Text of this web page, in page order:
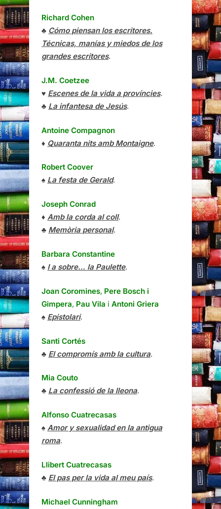
Richard Cohen
♣ Cómo piensan los escritores.
Técnicas, manías y miedos de los
grandes escritores.
J.M. Coetzee
♥ Escenes de la vida a províncies.
♣ La infantesa de Jesús.
Antoine Compagnon
♦ Quaranta nits amb Montaigne.
Robert Coover
♠ La festa de Gerald.
Joseph Conrad
♦ Amb la corda al coll.
♣ Memòria personal.
Barbara Constantine
♠ I a sobre… la Paulette.
Joan Coromines, Pere Bosch i
Gimpera, Pau Vila i Antoni Griera
♠ Epistolari.
Santi Cortés
♣ El compromís amb la cultura.
Mia Couto
♣ La confessió de la lleona.
Alfonso Cuatrecasas
♠ Amor y sexualidad en la antigua
roma.
Llibert Cuatrecasas
♣ El pas per la vida al meu país.
Michael Cunningham